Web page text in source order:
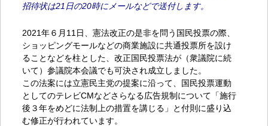
招待状は21日の20時にメールなどで送付します。
2021年６月11日、憲法改正の是非を問う国民投票の際、
ショッピングモールなどの商業施設に共通投票所を設け
ることなどを柱とした、改正国民投票法が（衆議院に続
いて）参議院本会議でも可決され成立しました。
この法案には立憲民主党の提案に沿って、国民投票運動
としてのテレビCMなどさらなる広告規制について「施行
後３年をめどに法制上の措置を講じる」と付則に盛り込
む修正が行われています。